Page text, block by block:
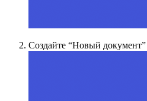
Создайте “Новый документ”